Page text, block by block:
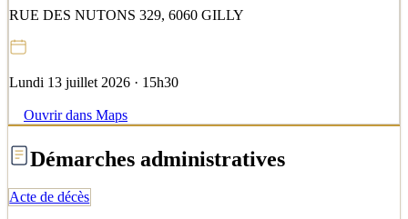
RUE DES NUTONS 329, 6060 GILLY
Lundi 13 juillet 2026 · 15h30
Ouvrir dans Maps
Démarches administratives
Acte de décès